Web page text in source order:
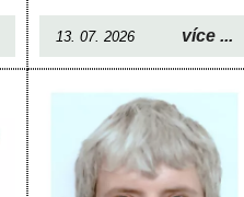
13. 07. 2026 více ...